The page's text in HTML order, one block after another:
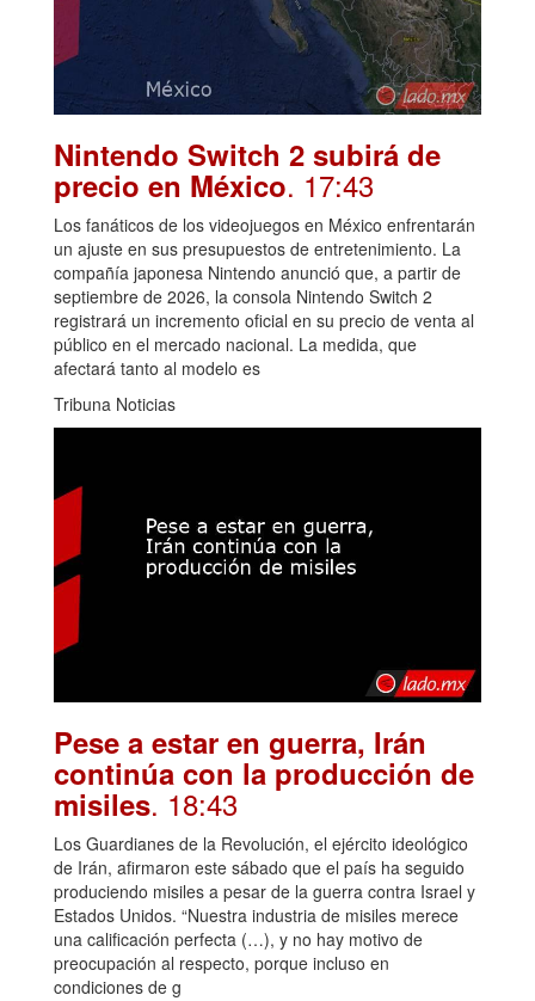
Nintendo Switch 2 subirá de
precio en México. 17:43
Los fanáticos de los videojuegos en México enfrentarán
un ajuste en sus presupuestos de entretenimiento. La
compañía japonesa Nintendo anunció que, a partir de
septiembre de 2026, la consola Nintendo Switch 2
registrará un incremento oficial en su precio de venta al
público en el mercado nacional. La medida, que
afectará tanto al modelo es
Tribuna Noticias
Pese a estar en guerra, Irán
continúa con la producción de
misiles. 18:43
Los Guardianes de la Revolución, el ejército ideológico
de Irán, afirmaron este sábado que el país ha seguido
produciendo misiles a pesar de la guerra contra Israel y
Estados Unidos. “Nuestra industria de misiles merece
una calificación perfecta (…), y no hay motivo de
preocupación al respecto, porque incluso en
condiciones de g